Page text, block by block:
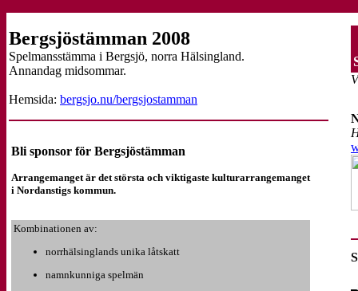
Bergsjöstämman 2008
Spelmansstämma i Bergsjö, norra Hälsingland.
Annandag midsommar.
Hemsida: bergsjo.nu/bergsjostamman
Bli sponsor för Bergsjöstämman
Arrangemanget är det största och viktigaste kulturarrangemanget
i Nordanstigs kommun.
Kombinationen av:
norrhälsinglands unika låtskatt
namnkunniga spelmän